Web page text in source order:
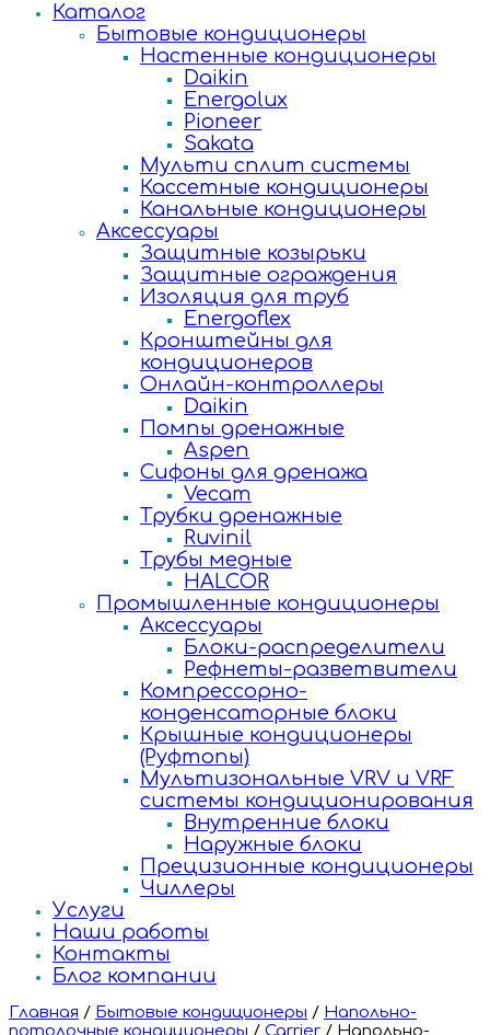
Каталог
Бытовые кондиционеры
Настенные кондиционеры
Daikin
Energolux
Pioneer
Sakata
Мульти сплит системы
Кассетные кондиционеры
Канальные кондиционеры
Аксессуары
Защитные козырьки
Защитные ограждения
Изоляция для труб
Energoflex
Кронштейны для
кондиционеров
Онлайн-контроллеры
Daikin
Помпы дренажные
Aspen
Сифоны для дренажа
Vecam
Трубки дренажные
Ruvinil
Трубы медные
HALCOR
Промышленные кондиционеры
Аксессуары
Блоки-распределители
Рефнеты-разветвители
Компрессорно-
конденсаторные блоки
Крышные кондиционеры
(Руфтопы)
Мультизональные VRV и VRF
системы кондиционирования
Внутренние блоки
Наружные блоки
Прецизионные кондиционеры
Чиллеры
Услуги
Наши работы
Контакты
Блог компании
Главная / Бытовые кондиционеры / Напольно-
потолочные кондиционеры / Carrier / Напольно-